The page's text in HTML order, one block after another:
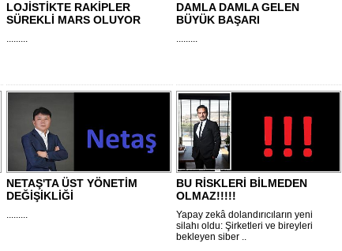
LOJİSTİKTE RAKİPLER
SÜREKLİ MARS OLUYOR
.........
DAMLA DAMLA GELEN
BÜYÜK BAŞARI
.........
NETAŞ'TA ÜST YÖNETİM
DEĞİŞİKLİĞİ
.........
BU RİSKLERİ BİLMEDEN
OLMAZ!!!!!
Yapay zekâ dolandırıcıların yeni
silahı oldu: Şirketleri ve bireyleri
bekleyen siber ..